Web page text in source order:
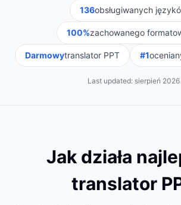
136obsługiwanych
100%zachowanego
Darmowytranslator PPT #1
Last updated: sierpień 2026
Jak działa
translator